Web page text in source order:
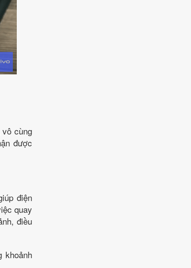
cùng
được
điện
quay
điều
khoảnh